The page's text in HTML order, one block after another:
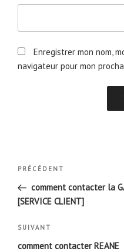
Enregistrer mon nom,
navigateur pour mon
Navigation
l’article
Article
précédent
PRÉCÉDENT
comment contacter la
[SERVICE CLIENT]
Article
suivant
SUIVANT
comment contacter REANE